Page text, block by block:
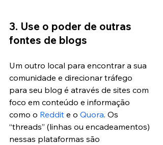
3. Use o poder de outras
fontes de blogs
Um outro local para encontrar a sua
comunidade e direcionar tráfego
para seu blog é através de sites com
foco em conteúdo e informação
como o Reddit e o Quora. Os
“threads” (linhas ou encadeamentos)
nessas plataformas são